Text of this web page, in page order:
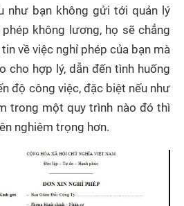
như bạn không gửi tới quản lý
không lương, họ sẽ chẳng
về việc nghỉ phép của bạn mà
cho hợp lý, dẫn đến tình huống
độ công việc, đặc biệt nếu như
trong một quy trình nào đó thì
nghiêm trọng hơn.